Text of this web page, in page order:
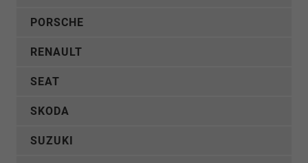
PORSCHE
RENAULT
SEAT
SKODA
SUZUKI